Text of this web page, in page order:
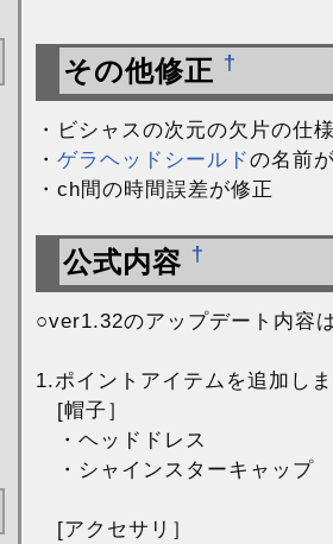
その他修正 †
・ビシャスの次元の欠片の仕
・ ゲラヘッドシールドの名前
・ch間の時間誤差が修正
公式内容 †
○ver1.32のアップデート内容
1.ポイントアイテムを追加し
[帽子］
・ヘッドドレス
・シャインスターキャップ
[アクセサリ］